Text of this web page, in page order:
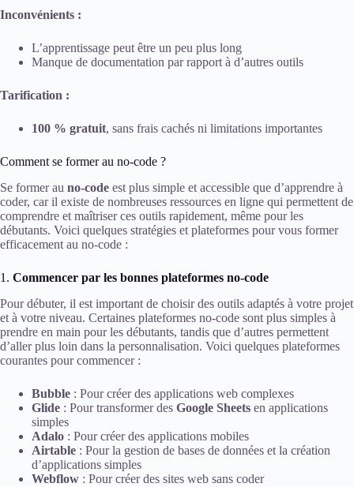
Inconvénients :
L’apprentissage peut être un peu plus long
Manque de documentation par rapport à d’autres outils
Tarification :
100 % gratuit, sans frais cachés ni limitations importantes
Comment se former au no-code ?
Se former au no-code est plus simple et accessible que d’apprendre à
coder, car il existe de nombreuses ressources en ligne qui permettent de
comprendre et maîtriser ces outils rapidement, même pour les
débutants. Voici quelques stratégies et plateformes pour vous former
efficacement au no-code :
1. Commencer par les bonnes plateformes no-code
Pour débuter, il est important de choisir des outils adaptés à votre projet
et à votre niveau. Certaines plateformes no-code sont plus simples à
prendre en main pour les débutants, tandis que d’autres permettent
d’aller plus loin dans la personnalisation. Voici quelques plateformes
courantes pour commencer :
Bubble : Pour créer des applications web complexes
Glide : Pour transformer des Google Sheets en applications
simples
Adalo : Pour créer des applications mobiles
Airtable : Pour la gestion de bases de données et la création
d’applications simples
Webflow : Pour créer des sites web sans coder